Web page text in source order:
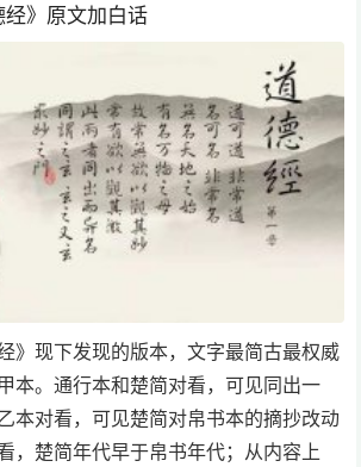
》原文加白话
》现下发现的版本，文字最简古最权威
本。通行本和楚简对看，可见同出一
本对看，可见楚简对帛书本的摘抄改动
，楚简年代早于帛书年代；从内容上